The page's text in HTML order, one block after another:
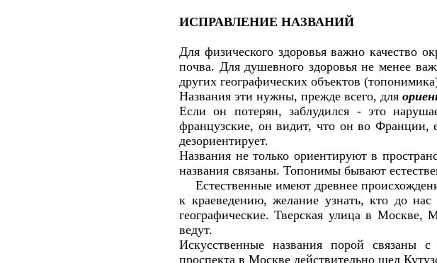
ИСПРАВЛЕНИЕ НАЗВАНИЙ
Для физического здоровья важно качество
почва. Для душевного здоровья не менее
других географических объектов
Названия эти нужны, прежде всего, для
Если он потерян, заблудился - это
французские, он видит, что он во Франции,
дезориентирует.
Названия не только ориентируют в
названия связаны. Топонимы бывают
Естественные имеют древнее
к краеведению, желание узнать, кто до
географические. Тверская улица в Москве,
ведут.
Искусственные названия порой связаны
проспекта в Москве действительно шел